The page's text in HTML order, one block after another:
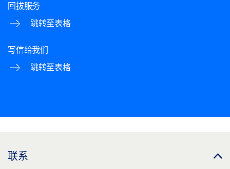
回拔服务
跳转至表格
写信给我们
跳转至表格
联系